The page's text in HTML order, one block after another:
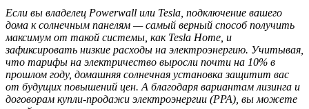
Если вы владелец Powerwall или Tesla, подключение вашего
дома к солнечным панелям — самый верный способ получить
максимум от такой системы, как Tesla Home, и
зафиксировать низкие расходы на электроэнергию. Учитывая,
что тарифы на электричество выросли почти на 10% в
прошлом году, домашняя солнечная установка защитит вас
от будущих повышений цен. А благодаря вариантам лизинга и
договорам купли-продажи электроэнергии (PPA), вы можете